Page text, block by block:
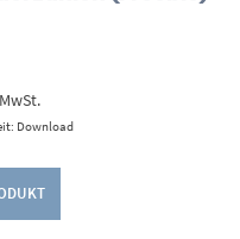
Download